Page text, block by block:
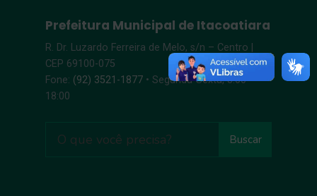
Prefeitura Municipal de Itacoatiara
R. Dr. Luzardo Ferreira de Melo, s/n – Centro |
CEP 69100-075
Fone: (92) 3521-1877 • Segunda-Sexta, 8:00 –
18:00
Buscar